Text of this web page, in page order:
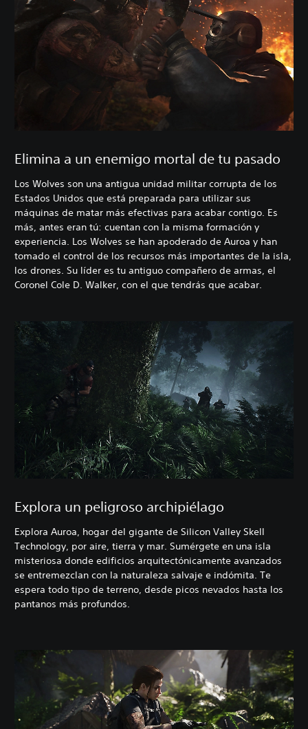
Elimina a un enemigo mortal de tu pasado
Los Wolves son una antigua unidad militar corrupta de los
Estados Unidos que está preparada para utilizar sus
máquinas de matar más efectivas para acabar contigo. Es
más, antes eran tú: cuentan con la misma formación y
experiencia. Los Wolves se han apoderado de Auroa y han
tomado el control de los recursos más importantes de la isla,
los drones. Su líder es tu antiguo compañero de armas, el
Coronel Cole D. Walker, con el que tendrás que acabar.
Explora un peligroso archipiélago
Explora Auroa, hogar del gigante de Silicon Valley Skell
Technology, por aire, tierra y mar. Sumérgete en una isla
misteriosa donde edificios arquitectónicamente avanzados
se entremezclan con la naturaleza salvaje e indómita. Te
espera todo tipo de terreno, desde picos nevados hasta los
pantanos más profundos.